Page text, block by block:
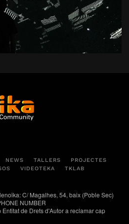
NEWS TALLERS
PROJECTES
VIDEOTEKA
TKLAB
C/ Magalhes, 54, baix (Poble Sec)
NUMBER
de Drets d'Autor a reclamar cap